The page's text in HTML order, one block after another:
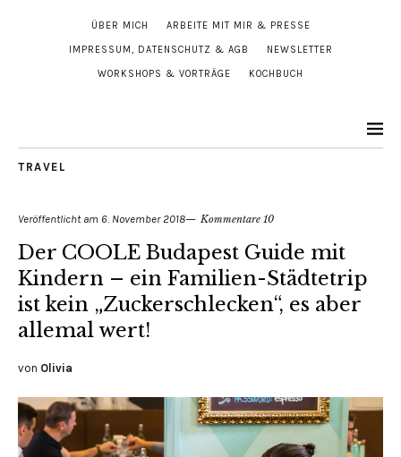
ÜBER MICH ARBEITE MIT MIR & PRESSE
IMPRESSUM, DATENSCHUTZ & AGB NEWSLETTER
WORKSHOPS & VORTRÄGE KOCHBUCH
TRAVEL
Veröffentlicht am 6. November 2018 Kommentare 10
Der COOLE Budapest Guide mit
Kindern – ein Familien-Städtetrip
ist kein „Zuckerschlecken“, es aber
allemal wert!
von Olivia